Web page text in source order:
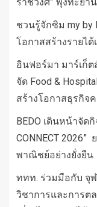
ชวนรู้จักซิม my by
โอกาสสร้างรายได้
อินฟอร์มา มาร์เก็ต
จัด Food &
สร้างโอกาสธุรกิจ
BEDO เดินหน้าจัดกิ
CONNECT
พาณิชย์อย่างยั่งยืน
ททท. ร่วมมือกับ จุ
วิชาการและการต